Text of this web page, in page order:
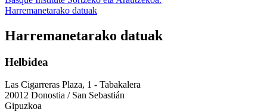
Harremanetarako datuak
Harremanetarako datuak
Helbidea
Las Cigarreras Plaza, 1 - Tabakalera
20012 Donostia / San Sebastián
Gipuzkoa